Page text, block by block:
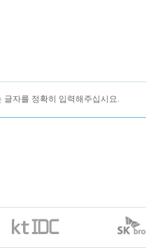
글자를 정확히 입력해주십시요.